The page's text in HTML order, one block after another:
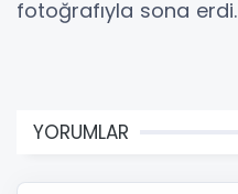
fotoğrafıyla sona erdi.
YORUMLAR